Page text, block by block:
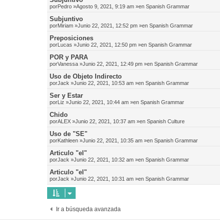
porPedro »Agosto 9, 2021, 9:19 am »en Spanish Grammar
Subjuntivo
porMiriam »Junio 22, 2021, 12:52 pm »en Spanish Grammar
Preposiciones
porLucas »Junio 22, 2021, 12:50 pm »en Spanish Grammar
POR y PARA
porVanessa »Junio 22, 2021, 12:49 pm »en Spanish Grammar
Uso de Objeto Indirecto
porJack »Junio 22, 2021, 10:53 am »en Spanish Grammar
Ser y Estar
porLiz »Junio 22, 2021, 10:44 am »en Spanish Grammar
Chido
porALEX »Junio 22, 2021, 10:37 am »en Spanish Culture
Uso de "SE"
porKathleen »Junio 22, 2021, 10:35 am »en Spanish Grammar
Articulo "el"
porJack »Junio 22, 2021, 10:32 am »en Spanish Grammar
Articulo "el"
porJack »Junio 22, 2021, 10:31 am »en Spanish Grammar
Ir a búsqueda avanzada